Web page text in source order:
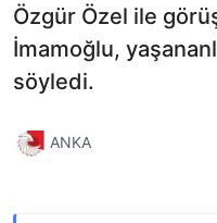
Özgür Özel ile
İmamoğlu,
söyledi.
ANKA